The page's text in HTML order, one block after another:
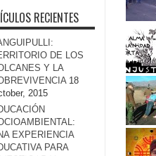
RECIENTES
DE LOS
Y LA
18
2015
EXPERIENCIA
PARA